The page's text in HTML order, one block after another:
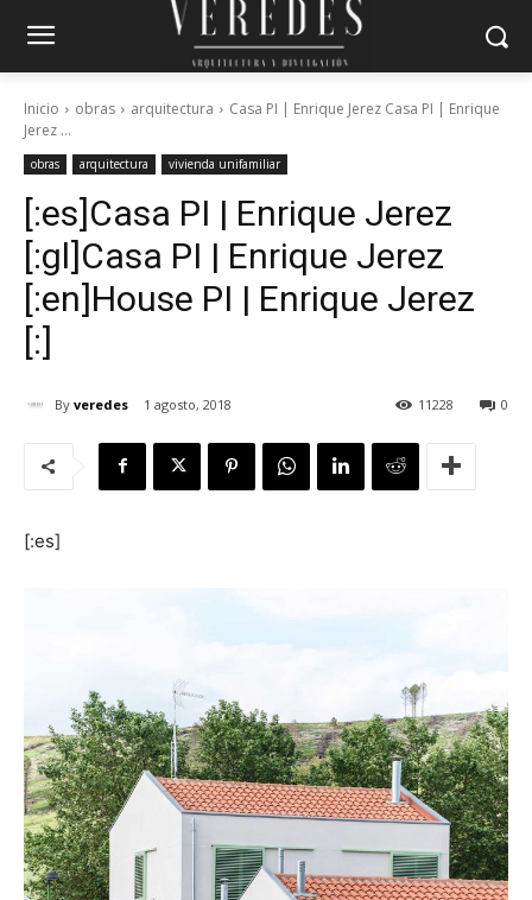
Inicio obras arquitectura
Casa PI | Enrique Jerez Casa PI | Enrique
Jerez ...
obras arquitectura vivienda unifamiliar
[:es]Casa PI | Enrique Jerez
[:gl]Casa PI | Enrique Jerez
[:en]House PI | Enrique Jerez
[:]
By veredes 1 agosto, 2018 0
11228
[:es]